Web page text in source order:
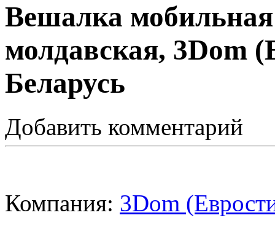
Вешалка
молдавская, 3Dom
Беларусь
Добавить комментарий
Компания: 3Dom